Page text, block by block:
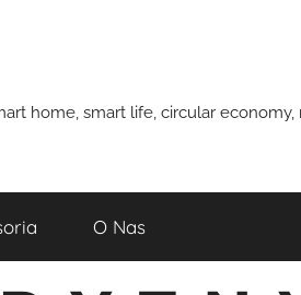
home, smart life, circular
O Nas